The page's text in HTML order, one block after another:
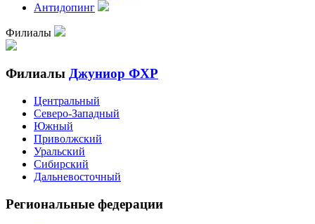
Антидопинг
Филиалы
Филиалы Джуниор ФХР
Центральный
Северо-Западный
Южный
Приволжский
Уральский
Сибирский
Дальневосточный
Региональные федерации